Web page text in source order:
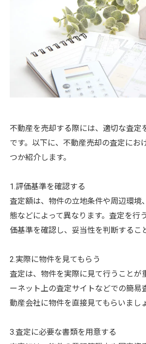
不動産を売却する際には、適切な査定
です。以下に、不動産売却の査定にお
つか紹介します。
1.評価基準を確認する
査定額は、物件の立地条件や周辺環境
態などによって異なります。査定を行
価基準を確認し、妥当性を判断するこ
2.実際に物件を見てもらう
査定は、物件を実際に見て行うことが
ーネット上の査定サイトなどでの簡易
動産会社に物件を直接見てもらいまし
3.査定に必要な書類を用意する